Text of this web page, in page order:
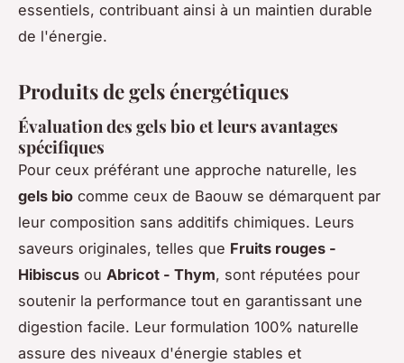
essentiels, contribuant ainsi à un maintien durable
de l'énergie.
Produits de gels énergétiques
Évaluation des gels bio et leurs avantages
spécifiques
Pour ceux préférant une approche naturelle, les
gels bio comme ceux de Baouw se démarquent par
leur composition sans additifs chimiques. Leurs
saveurs originales, telles que Fruits rouges -
Hibiscus ou Abricot - Thym, sont réputées pour
soutenir la performance tout en garantissant une
digestion facile. Leur formulation 100% naturelle
assure des niveaux d'énergie stables et